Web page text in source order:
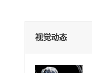
视觉动态